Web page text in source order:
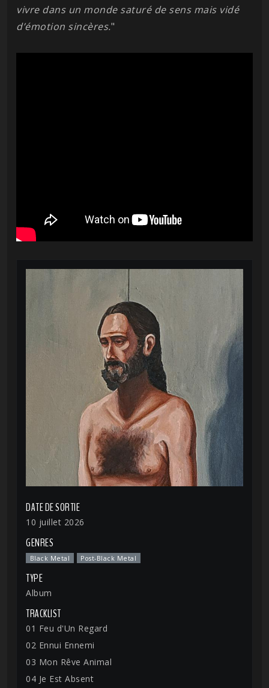
vivre dans un monde saturé de sens mais vidé
d’émotion sincères."
DATE DE SORTIE
10 juillet 2026
GENRES
Black Metal Post-Black Metal
TYPE
Album
TRACKLIST
01 Feu d'Un Regard
02 Ennui Ennemi
03 Mon Rêve Animal
04 Je Est Absent